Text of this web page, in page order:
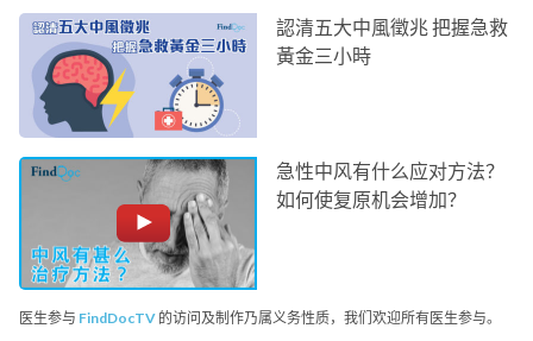
認清五大中風徵兆 把握急救
黃金三小時
急性中风有什么应对方法？
如何使复原机会增加？
医生参与 FindDocTV 的访问及制作乃属义务性质，我们欢迎所有医生参与。